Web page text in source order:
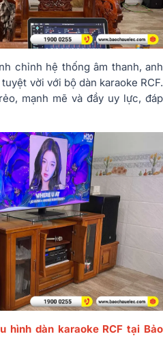
chỉnh hệ thống âm thanh, anh
vời với bộ dàn karaoke RCF.
mạnh mẽ và đầy uy lực, đáp
hình dàn karaoke RCF tại Bảo